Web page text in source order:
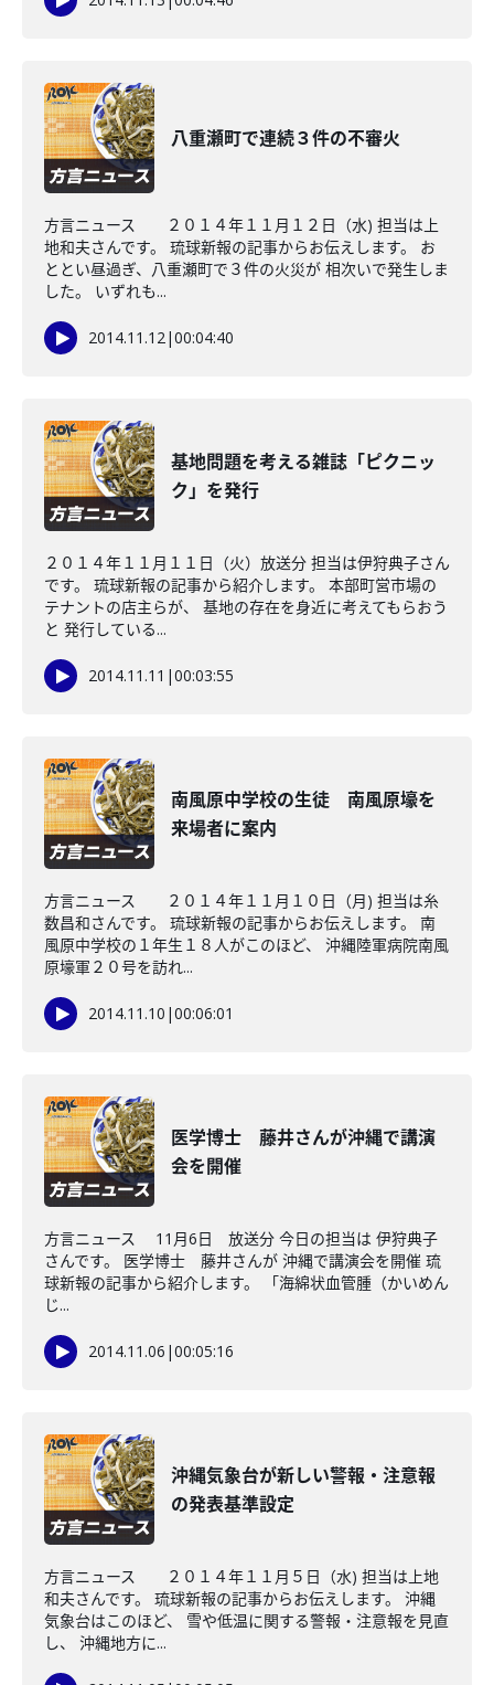
八重瀬町で連続３件の不審火
方言ニュース ２０１４年１１月１２日（水) 担当は上
地和夫さんです。 琉球新報の記事からお伝えします。 お
ととい昼過ぎ、八重瀬町で３件の火災が 相次いで発生しま
した。 いずれも...
2014.11.12|00:04:40
基地問題を考える雑誌「ピクニッ
ク」を発行
２０１４年１１月１１日（火）放送分 担当は伊狩典子さん
です。 琉球新報の記事から紹介します。 本部町営市場の
テナントの店主らが、 基地の存在を身近に考えてもらおう
と 発行している...
2014.11.11 |00:03:55
南風原中学校の生徒 南風原壕を
来場者に案内
方言ニュース ２０１４年１１月１０日（月) 担当は糸
数昌和さんです。 琉球新報の記事からお伝えします。 南
風原中学校の１年生１８人がこのほど、 沖縄陸軍病院南風
原壕軍２０号を訪れ...
2014.11.10 |00:06:01
医学博士 藤井さんが沖縄で講演
会を開催
方言ニュース 11月6日 放送分 今日の担当は 伊狩典子
さんです。 医学博士 藤井さんが 沖縄で講演会を開催 琉
球新報の記事から紹介します。 「海綿状血管腫（かいめん
じ...
2014.11.06 |00:05:16
沖縄気象台が新しい警報・注意報
の発表基準設定
方言ニュース ２０１４年１１月５日（水) 担当は上地
和夫さんです。 琉球新報の記事からお伝えします。 沖縄
気象台はこのほど、 雪や低温に関する警報・注意報を見直
し、 沖縄地方に...